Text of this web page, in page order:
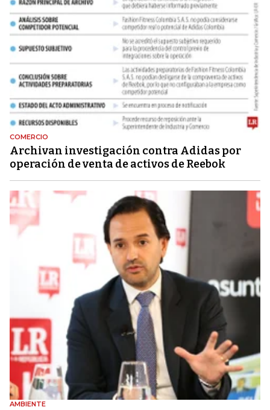
COMERCIO
Archivan investigación contra Adidas por
operación de venta de activos de Reebok
AMBIENTE